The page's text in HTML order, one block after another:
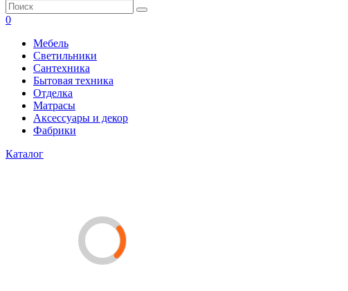
0
Мебель
Светильники
Сантехника
Бытовая техника
Отделка
Матрасы
Аксессуары и декор
Фабрики
Каталог